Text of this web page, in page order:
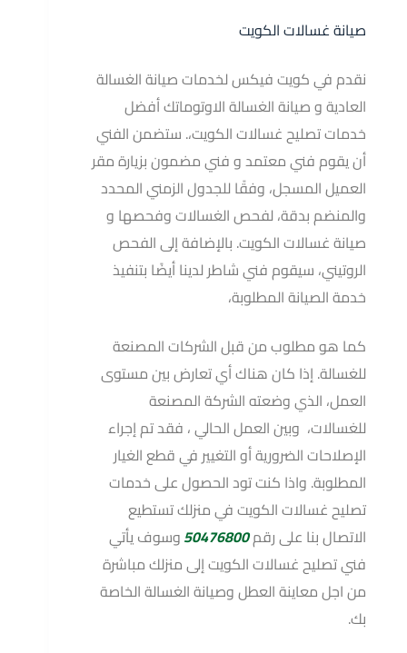
صيانة غسالات الكويت
نقدم في كويت فيكس لخدمات صيانة الغسالة
العادية و صيانة الغسالة الاوتوماتك أفضل
خدمات تصليح غسالات الكويت،. ستضمن الفني
أن يقوم فني معتمد و فني مضمون بزيارة مقر
العميل المسجل، وفقًا للجدول الزمني المحدد
والمنضم بدقة، لفحص الغسالات وفحصها و
صيانة غسالات الكويت. بالإضافة إلى الفحص
الروتيني، سيقوم فني شاطر لدينا أيضًا بتنفيذ
خدمة الصيانة المطلوبة،
كما هو مطلوب من قبل الشركات المصنعة
للغسالة. إذا كان هناك أي تعارض بين مستوى
العمل، الذي وضعته الشركة المصنعة
للغسالات، وبين العمل الحالي ، فقد تم إجراء
الإصلاحات الضرورية أو التغيير في قطع الغيار
المطلوبة. واذا كنت تود الحصول على خدمات
تصليح غسالات الكويت في منزلك تستطيع
الاتصال بنا على رقم50476800وسوف يأتي
فني تصليح غسالات الكويت إلى منزلك مباشرة
من اجل معاينة العطل وصيانة الغسالة الخاصة
بك.